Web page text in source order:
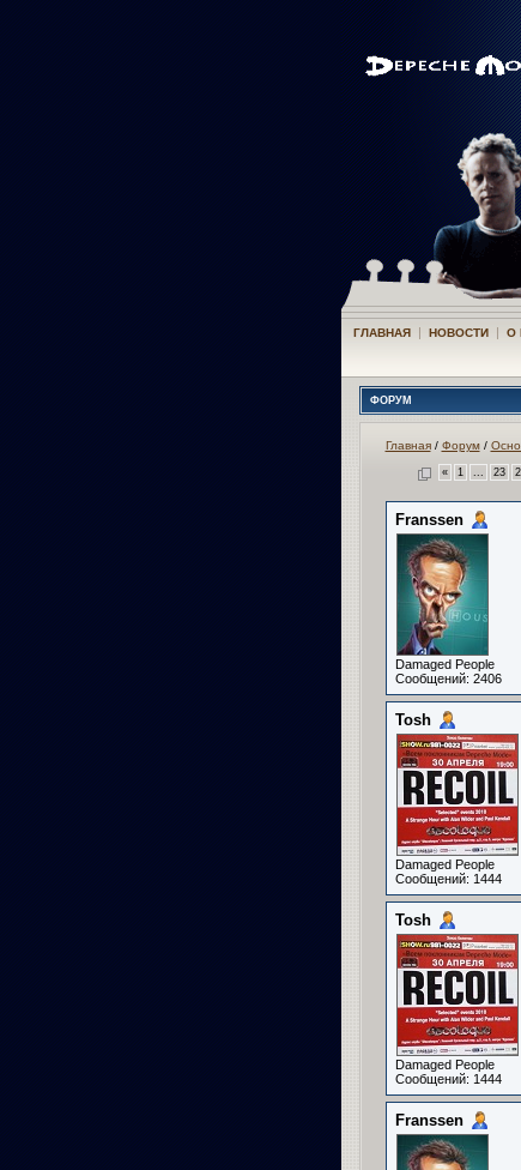
ГЛАВНАЯ | НОВОСТИ | О
ФОРУМ
Главная/ Форум/
« 1 ... 23
Franssen
Damaged People
Сообщений: 2406
Tosh
Damaged People
Сообщений: 1444
Tosh
Damaged People
Сообщений: 1444
Franssen